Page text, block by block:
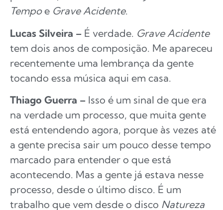
Tempoe Grave Acidente.
Lucas Silveira – É verdade. Grave Acidente
tem dois anos de composição. Me apareceu
recentemente uma lembrança da gente
tocando essa música aqui em casa.
Thiago Guerra – Isso é um sinal de que era
na verdade um processo, que muita gente
está entendendo agora, porque às vezes até
a gente precisa sair um pouco desse tempo
marcado para entender o que está
acontecendo. Mas a gente já estava nesse
processo, desde o último disco. É um
trabalho que vem desde o disco Natureza